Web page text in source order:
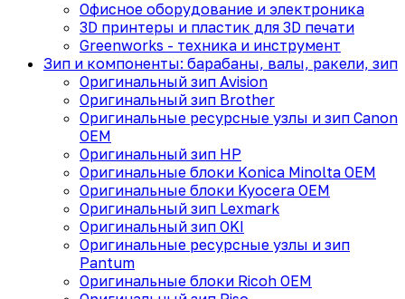
Офисное оборудование и электроника
3D принтеры и пластик для 3D печати
Greenworks - техника и инструмент
Зип и компоненты: барабаны, валы, ракели, зип
Оригинальный зип Avision
Оригинальный зип Brother
Оригинальные ресурсные узлы и зип Canon
OEM
Оригинальный зип HP
Оригинальные блоки Konica Minolta OEM
Оригинальные блоки Kyocera OEM
Оригинальный зип Lexmark
Оригинальный зип OKI
Оригинальные ресурсные узлы и зип
Pantum
Оригинальные блоки Ricoh OEM